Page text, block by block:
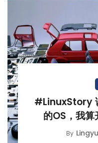
#LinuxStory
的OS，我算
By Lingyu